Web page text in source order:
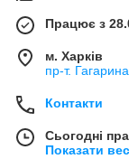
Працює з
м. Харків
пр-т.
Контакти
Сьогодні
Показати